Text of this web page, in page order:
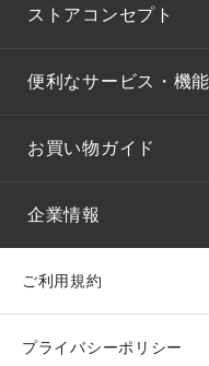
ストアコンセプト
便利なサービス・機能
お買い物ガイド
企業情報
ご利用規約
プライバシーポリシー